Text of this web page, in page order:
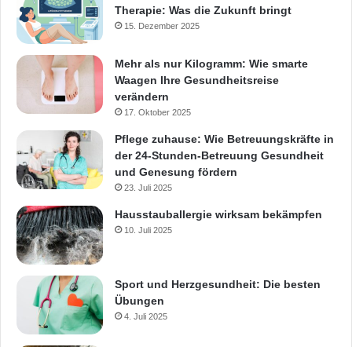
Therapie: Was die Zukunft bringt
15. Dezember 2025
Mehr als nur Kilogramm: Wie smarte
Waagen Ihre Gesundheitsreise
verändern
17. Oktober 2025
Pflege zuhause: Wie Betreuungskräfte in
der 24-Stunden-Betreuung Gesundheit
und Genesung fördern
23. Juli 2025
Hausstauballergie wirksam bekämpfen
10. Juli 2025
Sport und Herzgesundheit: Die besten
Übungen
4. Juli 2025